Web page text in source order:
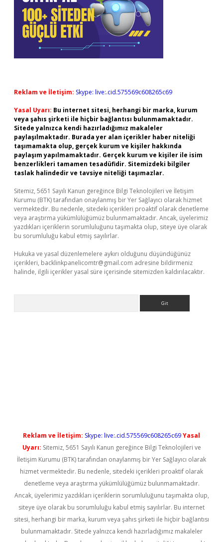
Reklam ve İletişim: Skype: live:.cid.575569c608265c69
Yasal Uyarı: Bu internet sitesi, herhangi bir marka, kurum
veya şahıs şirketi ile hiçbir bağlantısı bulunmamaktadır.
Sitede yalnızca kendi hazırladığımız makaleler
paylaşılmaktadır. Burada yer alan içerikler haber niteliği
taşımamakta olup, gerçek kurum ve kişiler hakkında
paylaşım yapılmamaktadır. Gerçek kurum ve kişiler ile isim
benzerlikleri tamamen tesadüfidir. Sitemizdeki bilgiler
taslak halindedir ve tavsiye niteliği taşımazlar.
Sitemiz, 5651 Sayılı Kanun gereğince Bilgi Teknolojileri ve İletişim
Kurumu (BTK) tarafından onaylanmış bir Yer Sağlayıcı olarak hizmet
vermektedir. Bu nedenle, sitedeki içerikleri proaktif olarak denetleme
veya araştırma yükümlülüğümüz bulunmamaktadır. Ancak, üyelerimiz
yazdıkları içeriklerin sorumluluğunu taşımakta olup, siteye üye olarak
bu sorumluluğu kabul etmiş sayılırlar.
Hukuka ve yasal düzenlemelere aykırı olduğunu düşündüğünüz
içerikleri, backlinkpanelicomtr@gmail.com adresine bildirmeniz
halinde, ilgili içerikler yasal süre içerisinde sitemizden kaldırılacaktır.
Reklam ve İletişim: Skype: live:.cid.575569c608265c69Yasal
Uyarı: Sitemiz, 5651 Sayılı Kanun gereğince Bilgi Teknolojileri ve
İletişim Kurumu (BTK) tarafından onaylanmış bir Yer Sağlayıcı olarak
hizmet vermektedir. Bu nedenle, sitedeki içerikleri proaktif olarak
denetleme veya araştırma yükümlülüğümüz bulunmamaktadır.
Ancak, üyelerimiz yazdıkları içeriklerin sorumluluğunu taşımakta olup,
siteye üye olarak bu sorumluluğu kabul etmiş sayılırlar. Bu internet
sitesi, herhangi bir marka, kurum veya şahıs şirketi ile hiçbir bağlantısı
bulunmamaktadır. Sitede yalnızca kendi hazırladığımız makaleler